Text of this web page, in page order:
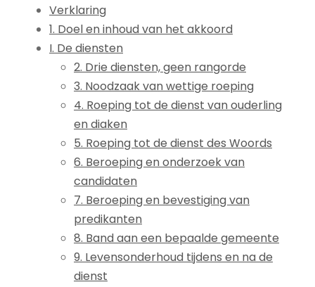
Verklaring
1. Doel en inhoud van het akkoord
I. De diensten
2. Drie diensten, geen rangorde
3. Noodzaak van wettige roeping
4. Roeping tot de dienst van ouderling
en diaken
5. Roeping tot de dienst des Woords
6. Beroeping en onderzoek van
candidaten
7. Beroeping en bevestiging van
predikanten
8. Band aan een bepaalde gemeente
9. Levensonderhoud tijdens en na de
dienst